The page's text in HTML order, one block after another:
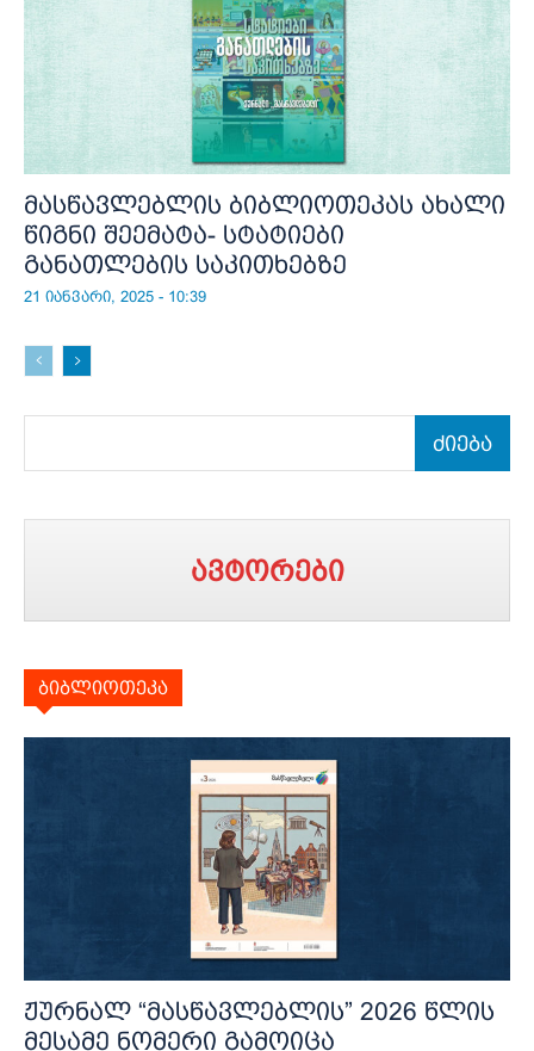
მასწავლებლის ბიბლიოთეკას ახალი
წიგნი შეემატა- სტატიები
განათლების საკითხებზე
21 იანვარი, 2025 - 10:39
ძიება
ავტორები
ბიბლიოთეკა
ჟურნალ “მასწავლებლის” 2026 წლის
მესამე ნომერი გამოიცა